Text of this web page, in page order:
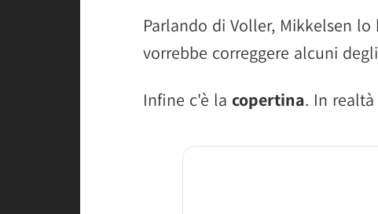
Parlando di Voller, Mikkelsen
vorrebbe correggere alcuni
Infine c'è la copertina. In